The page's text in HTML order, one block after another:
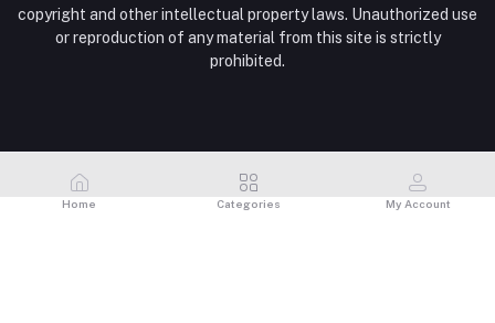
copyright and other intellectual property laws. Unauthorized use
or reproduction of any material from this site is strictly
prohibited.
Home Categories My Account